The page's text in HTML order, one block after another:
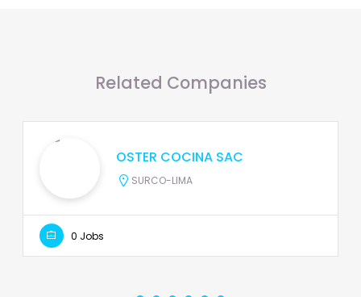
Related Companies
OSTER COCINA SAC
SURCO-LIMA
0 Jobs